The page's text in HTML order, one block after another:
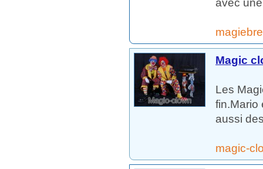
Magic
Les
fin.Mario
aussi
magic-